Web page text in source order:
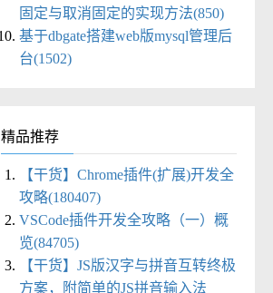
固定与取消固定的实现方法(850)
基于dbgate搭建web版mysql管理后
台(1502)
精品推荐
【干货】Chrome插件(扩展)开发全
攻略(180407)
VSCode插件开发全攻略（一）概
览(84705)
【干货】JS版汉字与拼音互转终极
方案，附简单的JS拼音输入法